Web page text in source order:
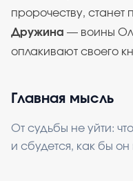
пророчеству, станет
Дружина — воины
оплакивают своего
Главная мысль
От судьбы не уйти:
и сбудется, как бы он